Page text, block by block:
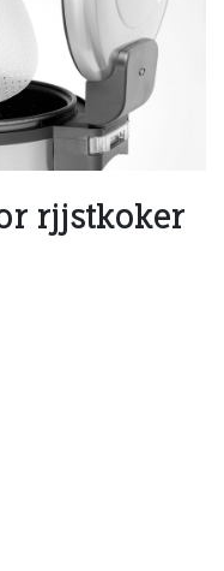
rjjstkoker